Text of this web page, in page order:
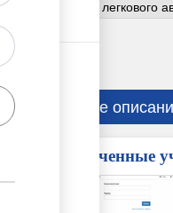
Временный ввоз легкового
Краткое
Вовлеченные